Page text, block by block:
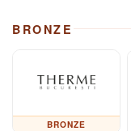
BRONZE
BRONZE